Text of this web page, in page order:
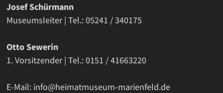
Josef Schürmann
Museumsleiter | Tel.: 05241 / 340175
Otto Sewerin
1. Vorsitzender | Tel.: 0151 / 41663220
E-Mail: info@heimatmuseum-marienfeld.de